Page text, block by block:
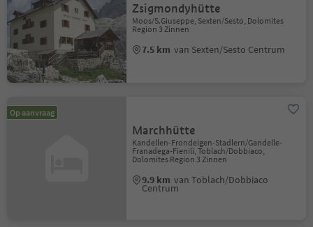
Zsigmondyhütte
Moos/S.Giuseppe, Sexten/Sesto, Dolomites
Region 3 Zinnen
7.5 km van Sexten/Sesto Centrum
Op aanvraag
Marchhütte
Kandellen-Frondeigen-Stadlern/Gandelle-
Franadega-Fienili, Toblach/Dobbiaco,
Dolomites Region 3 Zinnen
9.9 km van Toblach/Dobbiaco
Centrum